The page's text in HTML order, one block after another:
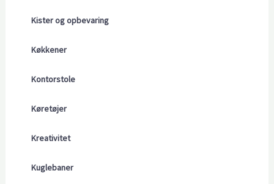
Kister og opbevaring
Køkkener
Kontorstole
Køretøjer
Kreativitet
Kuglebaner